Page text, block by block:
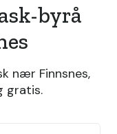
byrå
nær Finnsnes,
gratis.